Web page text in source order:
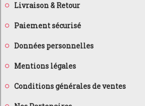
Livraison & Retour
Paiement sécurisé
Données personnelles
Mentions légales
Conditions générales de ventes